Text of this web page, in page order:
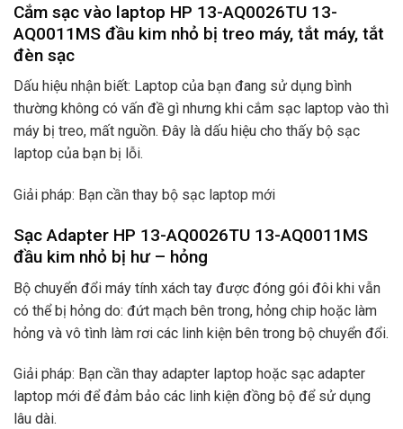
Cắm sạc vào laptop HP 13-AQ0026TU 13-
AQ0011MS đầu kim nhỏ bị treo máy, tắt máy, tắt
đèn sạc
Dấu hiệu nhận biết: Laptop của bạn đang sử dụng bình
thường không có vấn đề gì nhưng khi cắm sạc laptop vào thì
máy bị treo, mất nguồn. Đây là dấu hiệu cho thấy bộ sạc
laptop của bạn bị lỗi.
Giải pháp: Bạn cần thay bộ sạc laptop mới
Sạc Adapter HP 13-AQ0026TU 13-AQ0011MS
đầu kim nhỏ bị hư – hỏng
Bộ chuyển đổi máy tính xách tay được đóng gói đôi khi vẫn
có thể bị hỏng do: đứt mạch bên trong, hỏng chip hoặc làm
hỏng và vô tình làm rơi các linh kiện bên trong bộ chuyển đổi.
Giải pháp: Bạn cần thay adapter laptop hoặc sạc adapter
laptop mới để đảm bảo các linh kiện đồng bộ để sử dụng
lâu dài.